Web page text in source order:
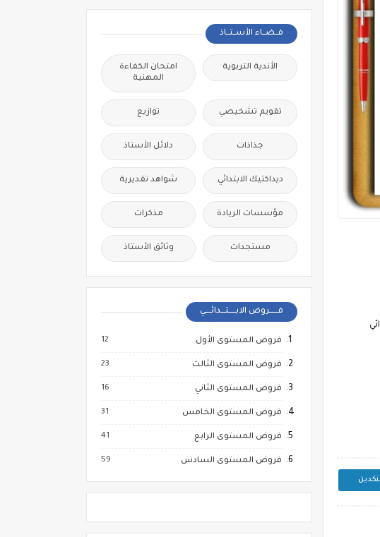
فــضــاء الأســتــاذ
الأندية التربوية
امتحان الكفاءة
المهنية
تقويم تشخيصي توازيع
جذاذات دلائل الأستاذ
ديداكتيك الابتدائي شواهد تقديرية
مؤسسات الريادة مذكرات
مستجدات وثائق الأستاذ
فــــــروض الابـــــتـــدائــــي
فروض المستوى الأول 12
فروض المستوى الثالث 23
فروض المستوى الثاني 16
فروض المستوى الخامس 31
فروض المستوى الرابع 41
فروض المستوى السادس 59